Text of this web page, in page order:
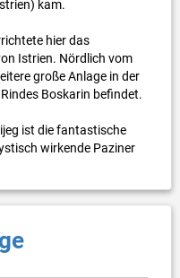
kam.
hier das
Istrien. Nördlich vom
große Anlage in der
Boskarin befindet.
ist die fantastische
wirkende Paziner